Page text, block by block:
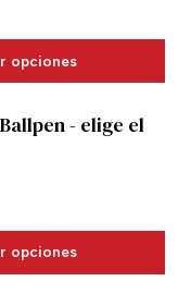
opciones
- elige el
opciones